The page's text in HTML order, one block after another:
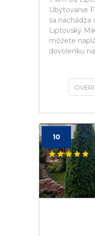
Ubytovanie
sa
Liptovský
môžete
dovolenku
10